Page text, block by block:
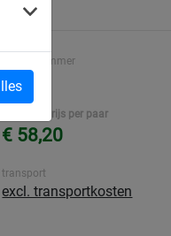
Artikel nummer
5028
Eenheidsprijs per paar
€ 58,20
transport
excl. transportkosten